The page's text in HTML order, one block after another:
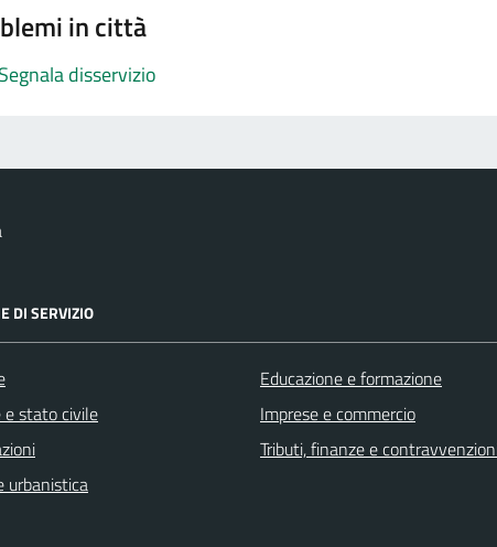
in città
Segnala disservizio
DI SERVIZIO
e stato civile
urbanistica
Educazione e formazione
Imprese e commercio
Tributi, finanze e